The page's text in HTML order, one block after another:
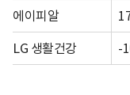
에이피알
LG 생활건강 -